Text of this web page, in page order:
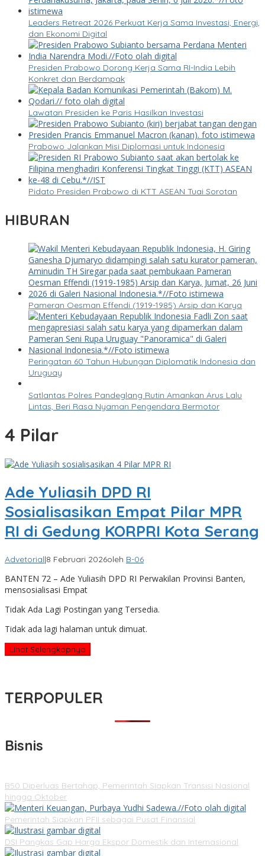
Leaders Retreat 2026 Perkuat Kerja Sama Investasi, Energi,
dan Ekonomi Digital
Presiden Prabowo Dorong Kerja Sama RI-India Lebih
Konkret dan Berdampak
Lawatan Presiden ke Paris Hasilkan Investasi
Prabowo Jalankan Misi Diplomasi untuk Indonesia
Pidato Presiden Prabowo di KTT ASEAN Tuai Sorotan
HIBURAN
Pameran Oesman Effendi (1919-1985) Arsip dan Karya
Peringatan 60 Tahun Hubungan Diplomatik Indonesia dan
Uruguay
Satlantas Polres Pandeglang Rutin Amankan Arus Lalu
Lintas, Beri Rasa Nyaman Pengendara Bermotor
4 Pilar
Ade Yuliasih DPD RI
Sosialisasikan Empat Pilar MPR
RI di Gedung KORPRI Kota Serang
Advetorial|8 Februari 2026oleh B-06
BANTEN 72 – Ade Yuliasih DPD RI Perwakilan Provinsi Banten,
mensosialisasi Empat
Tidak Ada Lagi Postingan yang Tersedia.
Tidak ada lagi halaman untuk dimuat.
Lihat Selengkapnya
TERPOPULER
Bisnis
B50 Diperluas Bertahap, Pemerintah Siapkan Transisi Nasional
hingga Oktober
Pemerintah Siapkan PFII sebagai Pusat Finansial
DSI Pangkas Gap Harga Ekspor Domestik dan Internasional